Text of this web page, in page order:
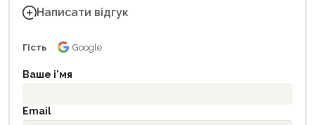
Написати відгук
Гість Google
Ваше і'мя
Email